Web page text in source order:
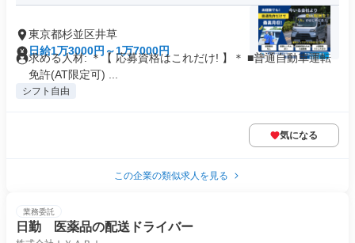
東京都杉並区井草
日給1万3000円～1万7000円
求める人材: ＊【 応募資格はこれだけ! 】＊ ■普通自動車運転
免許(AT限定可) ...
シフト自由
気になる
この企業の類似求人を見る
業務委託
日勤 医薬品の配送ドライバー